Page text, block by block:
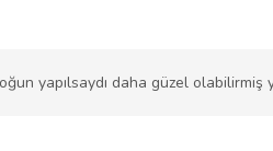
yapılsaydı daha güzel